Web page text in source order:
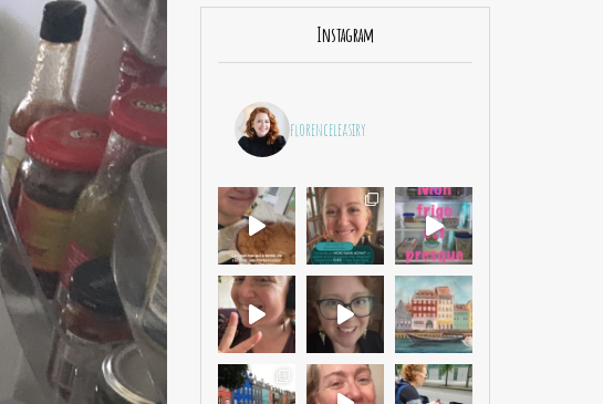
Instagram
florenceleasiry